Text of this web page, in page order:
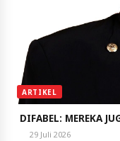
ARTIKEL
DIFABEL: MEREKA
29 Juli 2026